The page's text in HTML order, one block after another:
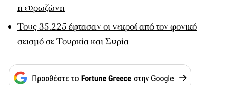
η ευρωζώνη
Τους 35.225 έφτασαν οι νεκροί από τον φονικό
σεισμό σε Τουρκία και Συρία